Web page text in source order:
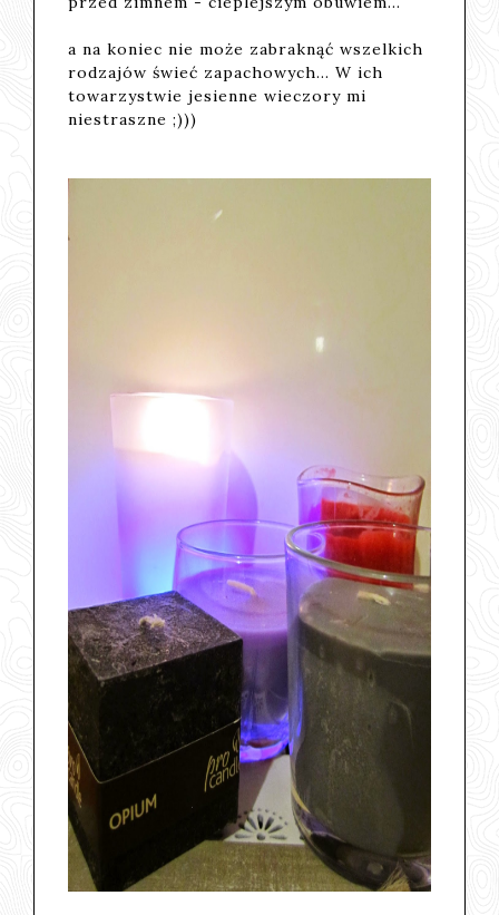
a na koniec nie może zabraknąć wszelkich
rodzajów świeć zapachowych... W ich
towarzystwie jesienne wieczory mi
niestraszne ;)))